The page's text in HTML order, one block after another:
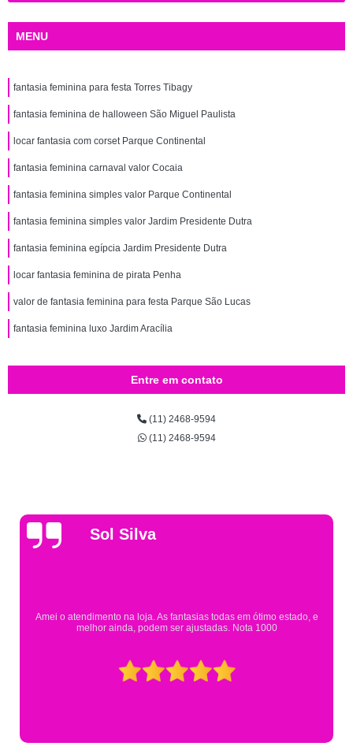
MENU
fantasia feminina para festa Torres Tibagy
fantasia feminina de halloween São Miguel Paulista
locar fantasia com corset Parque Continental
fantasia feminina carnaval valor Cocaia
fantasia feminina simples valor Parque Continental
fantasia feminina simples valor Jardim Presidente Dutra
fantasia feminina egípcia Jardim Presidente Dutra
locar fantasia feminina de pirata Penha
valor de fantasia feminina para festa Parque São Lucas
fantasia feminina luxo Jardim Aracília
Entre em contato
(11) 2468-9594
(11) 2468-9594
Gsutavo Pinto
Pesquisei em mais de 20 lojas e só encontrei a fantasia de meu filho na
Eureka. Cheguei praticamente no horário em que estavam fechando e
mesmo assim fui muito bem atendido.